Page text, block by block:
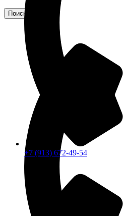
Поиск
+7 (913) 672-49-54